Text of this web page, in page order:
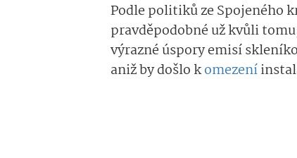
Podle politiků ze Spojeného
pravděpodobné už kvůli
výrazné úspory emisí
aniž by došlo komezení